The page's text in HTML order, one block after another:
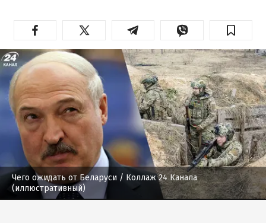
Чего ожидать от Беларуси / Коллаж 24 Канала
(иллюстративный)